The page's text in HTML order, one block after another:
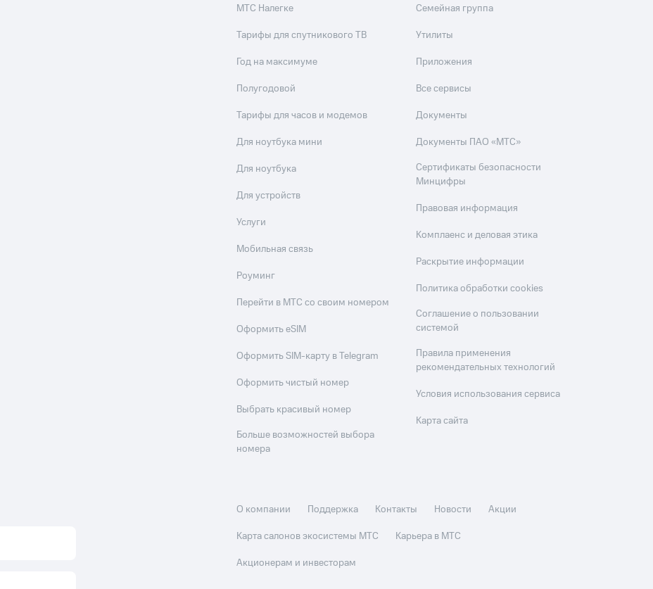
МТС Налегке
Тарифы для спутникового ТВ
Год на максимуме
Полугодовой
Тарифы для часов и модемов
Для ноутбука мини
Для ноутбука
Для устройств
Услуги
Мобильная связь
Роуминг
Перейти в МТС со своим номером
Оформить eSIM
Оформить SIM-карту в Telegram
Оформить чистый номер
Выбрать красивый номер
Больше возможностей выбора
номера
Семейная группа
Утилиты
Приложения
Все сервисы
Документы
Документы ПАО «МТС»
Сертификаты безопасности
Минцифры
Правовая информация
Комплаенс и деловая этика
Раскрытие информации
Политика обработки cookies
Соглашение о пользовании
системой
Правила применения
рекомендательных технологий
Условия использования сервиса
Карта сайта
О компании Поддержка Контакты Новости
Акции
Карта салонов экосистемы МТС
Карьера в МТС
Акционерам и инвесторам